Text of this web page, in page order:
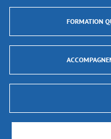
FORMATION